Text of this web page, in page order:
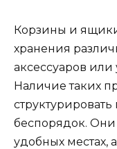
Корзины и
хранения
аксессуаров или
Наличие таких
беспорядок. Они
удобных местах,